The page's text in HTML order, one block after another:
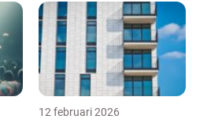
12 februari 2026